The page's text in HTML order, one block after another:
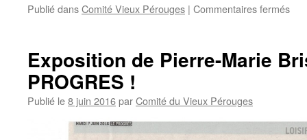
Publié dansComité Vieux Pérouges | Commentaires ferméssur
Exposition de Pierre-Marie
PROGRES !
Publié le8 juin 2016parComité du Vieux Pérouges